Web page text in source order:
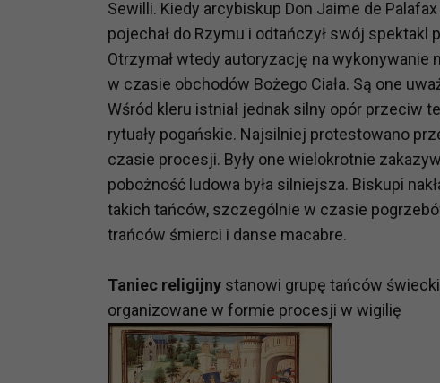
Sewilli. Kiedy arcybiskup Don Jaime de
pojechał do Rzymu i odtańczył swój spektakl
Otrzymał wtedy autoryzację na
w czasie obchodów Bożego Ciała. Są one
Wśród kleru istniał jednak silny opór przeciw
rytuały pogańskie. Najsilniej protestowano
czasie procesji. Były one wielokrotnie
pobożność ludowa była silniejsza. Biskupi
takich tańców, szczególnie w czasie
trańców śmierci i danse macabre.
Taniec religijny stanowi grupę tańców
organizowane w formie procesji w wigilię